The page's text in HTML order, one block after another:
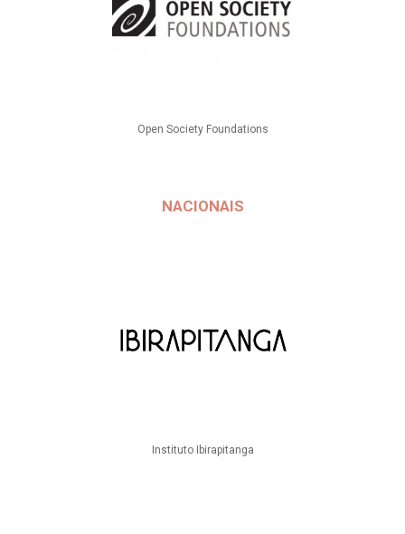
Open Society Foundations
NACIONAIS
Instituto Ibirapitanga